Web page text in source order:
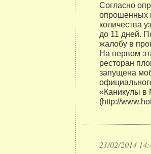
Согласно
опрошенных
количества
до 11 дней.
жалобу в
На первом
ресторан
запущена
«Каникулы в
(http://
21/02/2014